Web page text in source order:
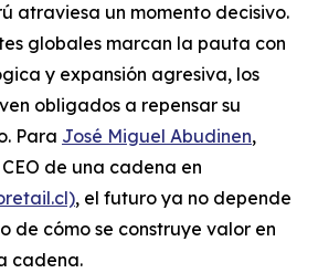
atraviesa un momento decisivo.
globales marcan la pauta con
y expansión agresiva, los
obligados a repensar su
Para José Miguel Abudinen,
de una cadena en
, el futuro ya no depende
de cómo se construye valor en
cadena.